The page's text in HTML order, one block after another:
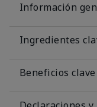
Información
Ingredientes
Beneficios clave